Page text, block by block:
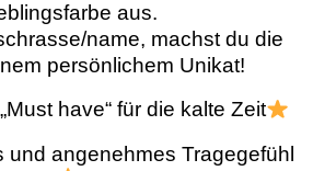
aus.
name, machst du die
persönlichem Unikat!
have“ für die kalte Zeit
und angenehmes Tragegefühl